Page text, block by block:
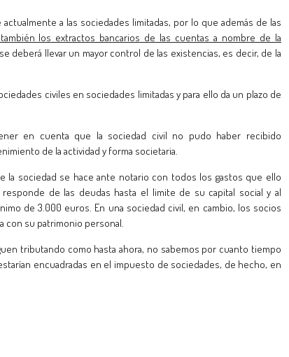
a las sociedades limitadas, por lo que además de las
los extractos bancarios de las cuentas a nombre de la
deberá llevar un mayor control de las existencias, es decir, de la
civiles en sociedades limitadas y para ello da un plazo de
en cuenta que la sociedad civil no pudo haber recibido
de la actividad y forma societaria.
sociedad se hace ante notario con todos los gastos que ello
de las deudas hasta el limite de su capital social y al
de 3.000 euros. En una sociedad civil, en cambio, los socios
con su patrimonio personal.
tributando como hasta ahora, no sabemos por cuanto tiempo
encuadradas en el impuesto de sociedades, de hecho, en